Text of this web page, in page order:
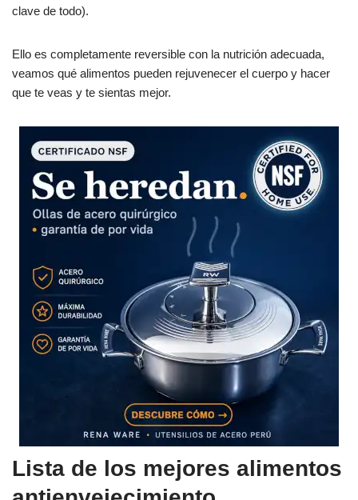
clave de todo).
Ello es completamente reversible con la nutrición adecuada,
veamos qué alimentos pueden rejuvenecer el cuerpo y hacer
que te veas y te sientas mejor.
Lista de los mejores alimentos